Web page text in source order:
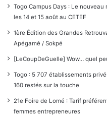
Togo Campus Days : Le
les 14 et 15 août au CETEF
1ère Édition des Grandes
Apégamé / Sokpé
[LeCoupDeGuelle] Wow… quel
Togo : 5 707 établissements
160 restés sur la touche
21e Foire de Lomé : Tarif
femmes entrepreneures